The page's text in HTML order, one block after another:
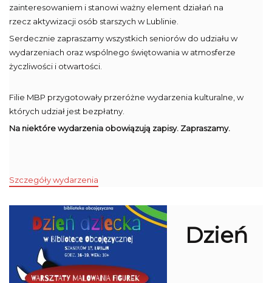
zainteresowaniem i stanowi ważny element działań na
rzecz aktywizacji osób starszych w Lublinie.
Serdecznie zapraszamy wszystkich seniorów do udziału w
wydarzeniach oraz wspólnego świętowania w atmosferze
życzliwości i otwartości.
Filie MBP przygotowały przeróżne wydarzenia kulturalne, w
których udział jest bezpłatny.
Na niektóre wydarzenia obowiązują zapisy. Zapraszamy.
Szczegóły wydarzenia
Dzień